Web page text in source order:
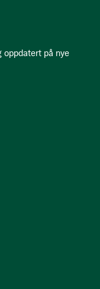
oppdatert på nye